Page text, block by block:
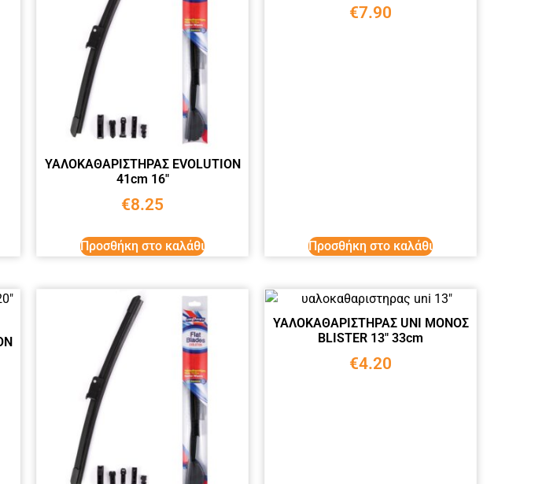
ΥΑΛΟΚΑΘΑΡΙΣΤΗΡΑΣ EVOLUTION
41cm 16″
€8.25
Προσθήκη στο καλάθι
€7.90
Προσθήκη στο καλάθι
ΥΑΛΟΚΑΘΑΡΙΣΤΗΡΑΣ UNI ΜΟΝΟΣ
BLISTER 13″ 33cm
€4.20